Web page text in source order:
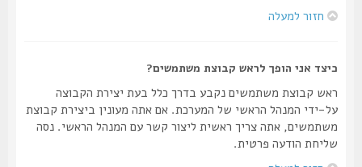
חזור למעלה
כיצד אני הופך לראש קבוצת משתמשים?
ראש קבוצת משתמשים נקבע בדרך כלל בעת יצירת הקבוצה
על-ידי המנהל הראשי של המערכת. אם אתה מעונין ביצירת קבוצת
משתמשים, אתה צריך ראשית ליצור קשר עם המנהל הראשי. נסה
שליחת הודעה פרטית.